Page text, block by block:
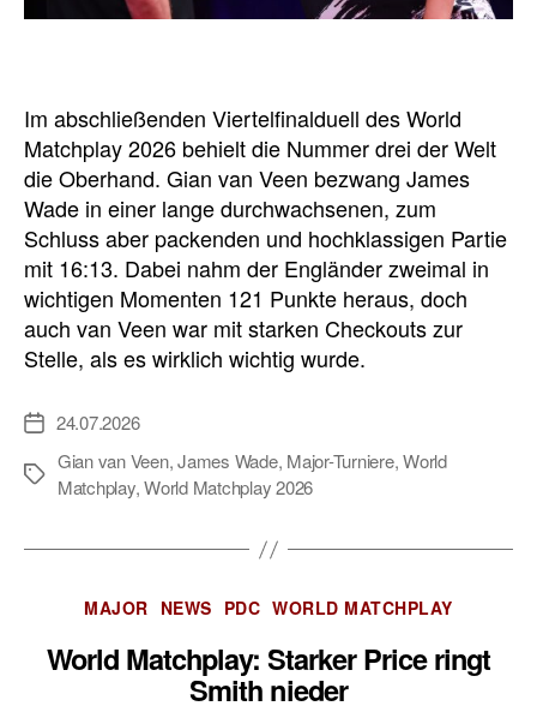
Im abschließenden Viertelfinalduell des World
Matchplay 2026 behielt die Nummer drei der Welt
die Oberhand. Gian van Veen bezwang James
Wade in einer lange durchwachsenen, zum
Schluss aber packenden und hochklassigen Partie
mit 16:13. Dabei nahm der Engländer zweimal in
wichtigen Momenten 121 Punkte heraus, doch
auch van Veen war mit starken Checkouts zur
Stelle, als es wirklich wichtig wurde.
Veröffentlichungsdatum
24.07.2026
Schlagwörter
Gian van Veen,James Wade, Major-Turniere,World
Matchplay,World Matchplay 2026
Kategorien
MAJOR NEWS PDC WORLD MATCHPLAY
World Matchplay: Starker Price ringt
Smith nieder